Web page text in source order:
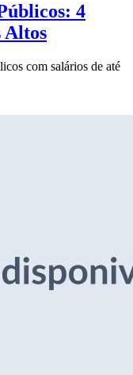
4
Altos
com salários de até